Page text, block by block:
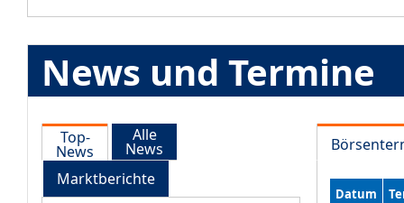
News und Termine
Top-
News
Alle
News
Marktberichte
Datum